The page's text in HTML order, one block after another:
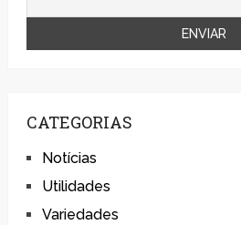
CATEGORIAS
Notícias
Utilidades
Variedades